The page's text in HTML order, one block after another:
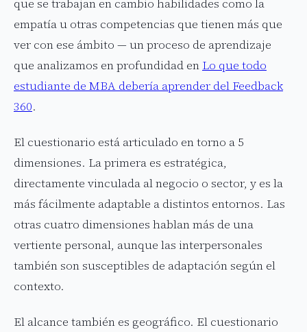
que se trabajan en cambio habilidades como la
empatía u otras competencias que tienen más que
ver con ese ámbito — un proceso de aprendizaje
que analizamos en profundidad en Lo que todo
estudiante de MBA debería aprender del Feedback
360.
El cuestionario está articulado en torno a 5
dimensiones. La primera es estratégica,
directamente vinculada al negocio o sector, y es la
más fácilmente adaptable a distintos entornos. Las
otras cuatro dimensiones hablan más de una
vertiente personal, aunque las interpersonales
también son susceptibles de adaptación según el
contexto.
El alcance también es geográfico. El cuestionario